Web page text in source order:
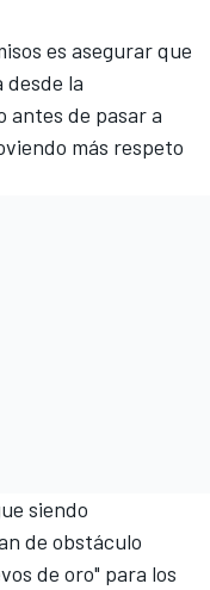
es asegurar que
la
antes de pasar a
más respeto
siendo
de obstáculo
de oro" para los